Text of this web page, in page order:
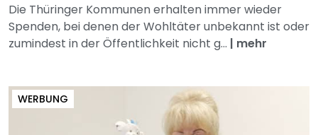
Die Thüringer Kommunen erhalten immer wieder
Spenden, bei denen der Wohltäter unbekannt ist oder
zumindest in der Öffentlichkeit nicht g... | mehr
WERBUNG